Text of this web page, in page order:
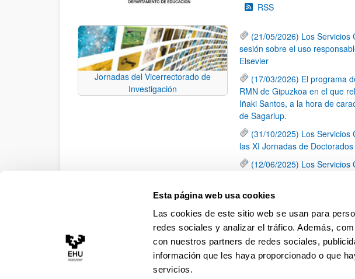
Esta página web usa cookies
Las cookies de este sitio web se usan para
redes sociales y analizar el tráfico. Además,
con nuestros partners de redes sociales,
información que les haya proporcionado o que
servicios.
Jornadas del Vicerrectorado de
Investigación
RSS
(21/05/2026) Los Servicios
sesión sobre el uso
Elsevier
(17/03/2026) El programa
RMN de Gipuzkoa en el que
Iñaki Santos, a la hora de
de Sagarlup.
(31/10/2025) Los Servicios
las XI Jornadas de
(12/06/2025) Los Servicios
una caracterización química
1